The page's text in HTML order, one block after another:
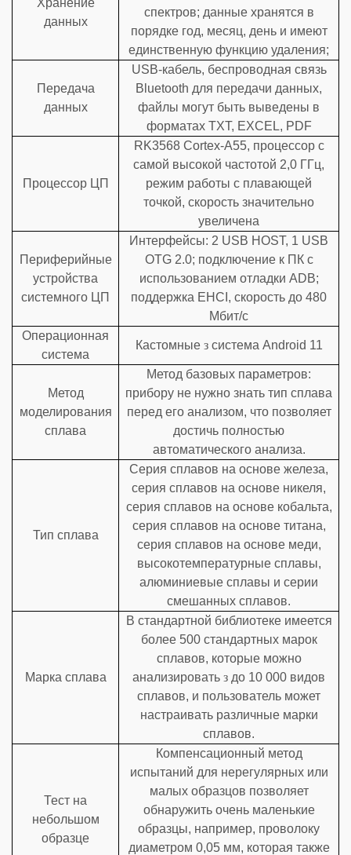
данных
спектров; данные хранятся в
порядке год, месяц, день и имеют
единственную функцию удаления;
Передача
данных
USB-кабель, беспроводная связь
Bluetooth для передачи данных,
файлы могут быть выведены в
форматах TXT, EXCEL, PDF
Процессор ЦП
RK3568 Cortex-A55, процессор с
самой высокой частотой 2,0 ГГц,
режим работы с плавающей
точкой, скорость значительно
увеличена
Периферийные
устройства
системного ЦП
Интерфейсы: 2 USB HOST, 1 USB
OTG 2.0; подключение к ПК с
использованием отладки ADB;
поддержка EHCI, скорость до 480
Мбит/с
Операционная
система
Кастомные з система Android 11
Метод
моделирования
сплава
Метод базовых параметров:
прибору не нужно знать тип сплава
перед его анализом, что позволяет
достичь полностью
автоматического анализа.
Тип сплава
Серия сплавов на основе железа,
серия сплавов на основе никеля,
серия сплавов на основе кобальта,
серия сплавов на основе титана,
серия сплавов на основе меди,
высокотемпературные сплавы,
алюминиевые сплавы и серии
смешанных сплавов.
Марка сплава
В стандартной библиотеке имеется
более 500 стандартных марок
сплавов, которые можно
анализировать з до 10 000 видов
сплавов, и пользователь может
настраивать различные марки
сплавов.
Тест на
небольшом
образце
Компенсационный метод
испытаний для нерегулярных или
малых образцов позволяет
обнаружить очень маленькие
образцы, например, проволоку
диаметром 0,05 мм, которая также